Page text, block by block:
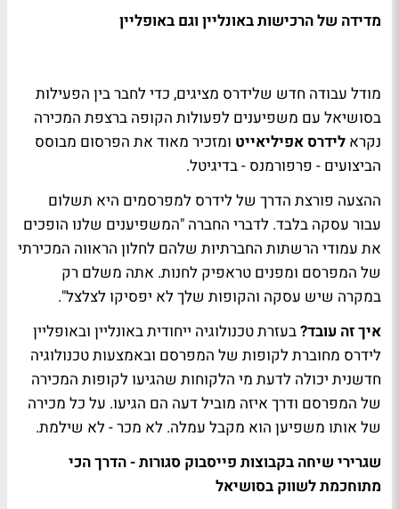
מדידה של הרכישות באונליין וגם באופליין
מודל עבודה חדש שלידרס מציגים, כדי לחבר בין הפעילות
בסושיאל עם משפיענים לפעולות הקופה ברצפת המכירה
נקרא לידרס אפיליאייט ומזכיר מאוד את הפרסום מבוסס
הביצועים - פרפורמנס - בדיגיטל.
ההצעה פורצת הדרך של לידרס למפרסמים היא תשלום
עבור עסקה בלבד. לדברי החברה "המשפיענים שלנו הופכים
את עמודי הרשתות החברתיות שלהם לחלון הראווה המכירתי
של המפרסם ומפנים טראפיק לחנות. אתה משלם רק
במקרה שיש עסקה והקופות שלך לא יפסיקו לצלצל".
איך זה עובד?בעזרת טכנולוגיה ייחודית באונליין ובאופליין
לידרס מחוברת לקופות של המפרסם ובאמצעות טכנולוגיה
חדשנית יכולה לדעת מי הלקוחות שהגיעו לקופות המכירה
של המפרסם ודרך איזה מוביל דעה הם הגיעו. על כל מכירה
של אותו משפיען הוא מקבל עמלה. לא מכר - לא שילמת.
שגרירי שיחה בקבוצות פייסבוק סגורות - הדרך הכי
מתוחכמת לשווק בסושיאל